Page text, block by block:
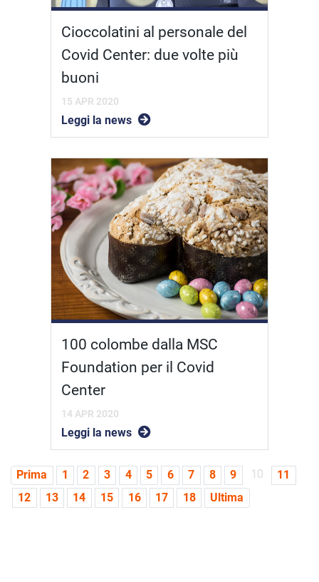
Cioccolatini al personale del
Covid Center: due volte più
buoni
15 APR 2020
Leggi la news
100 colombe dalla MSC
Foundation per il Covid
Center
14 APR 2020
Leggi la news
Prima 1 2 3 4 5 6 7 8 9 10
11
12
13 14 15 16 17 18 Ultima